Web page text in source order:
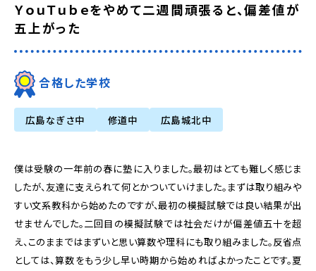
ＹｏｕＴｕｂｅをやめて二週間頑張ると、偏差値が
五上がった
合格した学校
広島なぎさ中 修道中 広島城北中
僕は受験の一年前の春に塾に入りました。最初はとても難しく感じま
したが、友達に支えられて何とかついていけました。まずは取り組みや
すい文系教科から始めたのですが、最初の模擬試験では良い結果が出
せませんでした。二回目の模擬試験では社会だけが偏差値五十を超
え、このままではまずいと思い算数や理科にも取り組みました。反省点
としては、算数をもう少し早い時期から始めればよかったことです。夏